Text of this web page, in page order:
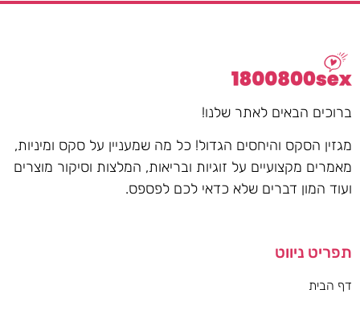
ברוכים הבאים לאתר שלנו!
מגזין הסקס והיחסים הגדול! כל מה שמעניין על סקס ומיניות,
מאמרים מקצועיים על זוגיות ובריאות, המלצות וסיקור מוצרים
ועוד המון דברים שלא כדאי לכם לפספס.
תפריט ניווט
דף הבית